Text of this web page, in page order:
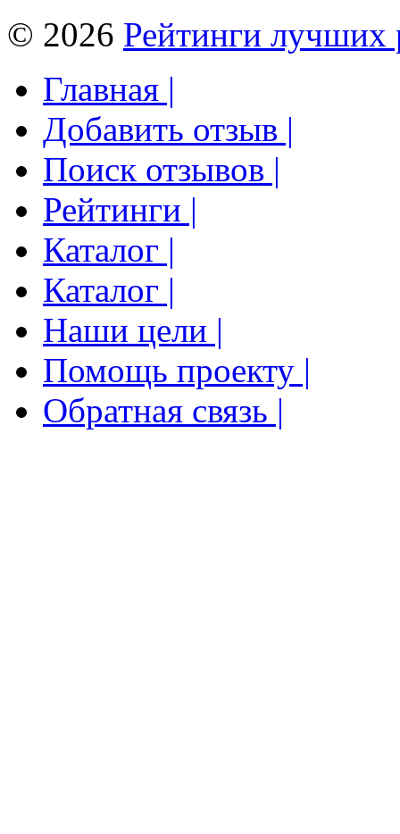
© 2026 Рейтинги лучших
Главная |
Добавить отзыв |
Поиск отзывов |
Рейтинги |
Каталог |
Каталог |
Наши цели |
Помощь проекту |
Обратная связь |